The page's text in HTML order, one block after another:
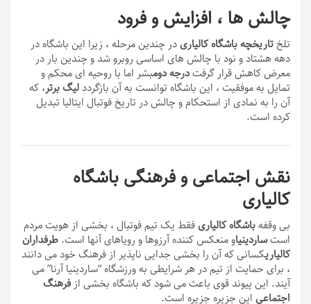
چالش ها ، افزایش و فرود
تلخ تاریخچه باشگاه کالیاریدر چندین مرحله ، زیرا این باشگاه در
دهه هشتاد و نود با چالش های اساسی روبرو شد و چندین بار در
معرض کاهش قرار گرفتدرجه دومبشر اما با روحیه ای محکم و
تمایل به موفقیت ، این باشگاه توانست به آن بازگرددلیگ برتر، که
آن را به نمادی از استحکام و چالش در تاریخ فوتبال ایتالیا تبدیل
کرده است.
نقش اجتماعی و فرهنگی باشگاه
کالیاری
بی وقفهباشگاه کالیاریفقط یک تیم فوتبال ، بخشی از هویت مردم
استساردینیاو منعکس کننده آرزوها و رویاهای آنها است. طرفداران
کالیاریکسانی که آن را بخشی جدایی ناپذیر از فرهنگ خود می دانند
، برای حمایت از تیم در هر شرایطی به ورزشگاه “ساردینیا آرنا” می
آیند. این پیوند قوی باعث می شود که باشگاه بخشی از فرهنگ
اجتماعی این جزیره جزیره است.